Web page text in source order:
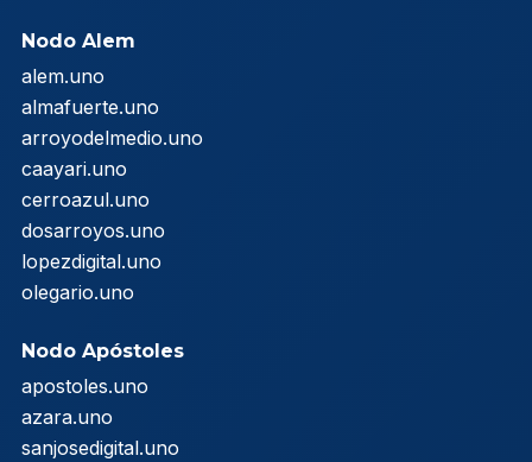
Nodo Alem
alem.uno
almafuerte.uno
arroyodelmedio.uno
caayari.uno
cerroazul.uno
dosarroyos.uno
lopezdigital.uno
olegario.uno
Nodo Apóstoles
apostoles.uno
azara.uno
sanjosedigital.uno